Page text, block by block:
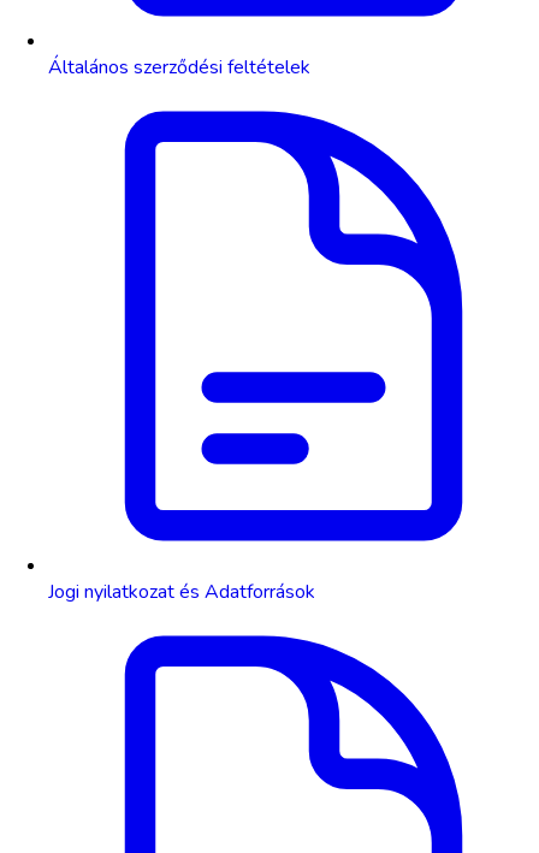
Általános szerződési feltételek
Jogi nyilatkozat és Adatforrások